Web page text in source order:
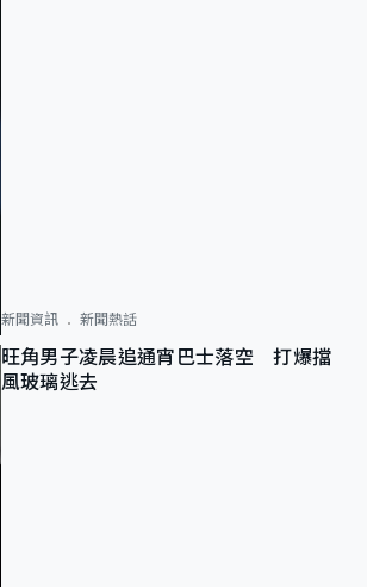
新聞資訊 新聞熱話
旺角男子凌晨追通宵巴士落空 打爆擋
風玻璃逃去